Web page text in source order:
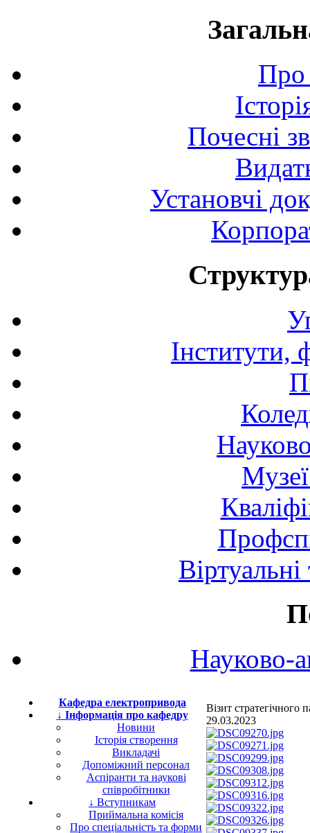
Про
Почесні
Установчі
Інститути,
Науково-
Кафедра електропривода
↓ Інформація про кафедру
Новини
Історія створення
Викладачі
Допоміжний персонал
Аспіранти та наукові
співробітники
↓ Вступникам
Приймальна комісія
Про спеціальність та форми
Візит
29.03.2023